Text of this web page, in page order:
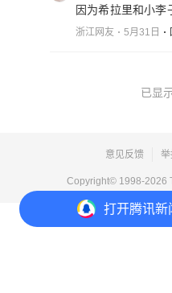
打开腾讯新
因为希拉里和小李
浙江网友 5月31日
已显
意见反馈
Copyright© 1998-2026